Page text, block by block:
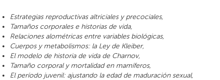
Estrategias reproductivas altriciales y precociales,
Tamaños corporales e historias de vida,
Relaciones alométricas entre variables biológicas,
Cuerpos y metabolismos: la Ley de Kleiber,
El modelo de historia de vida de Charnov,
Tamaño corporal y mortalidad en mamíferos,
El período juvenil: ajustando la edad de maduración sexual,